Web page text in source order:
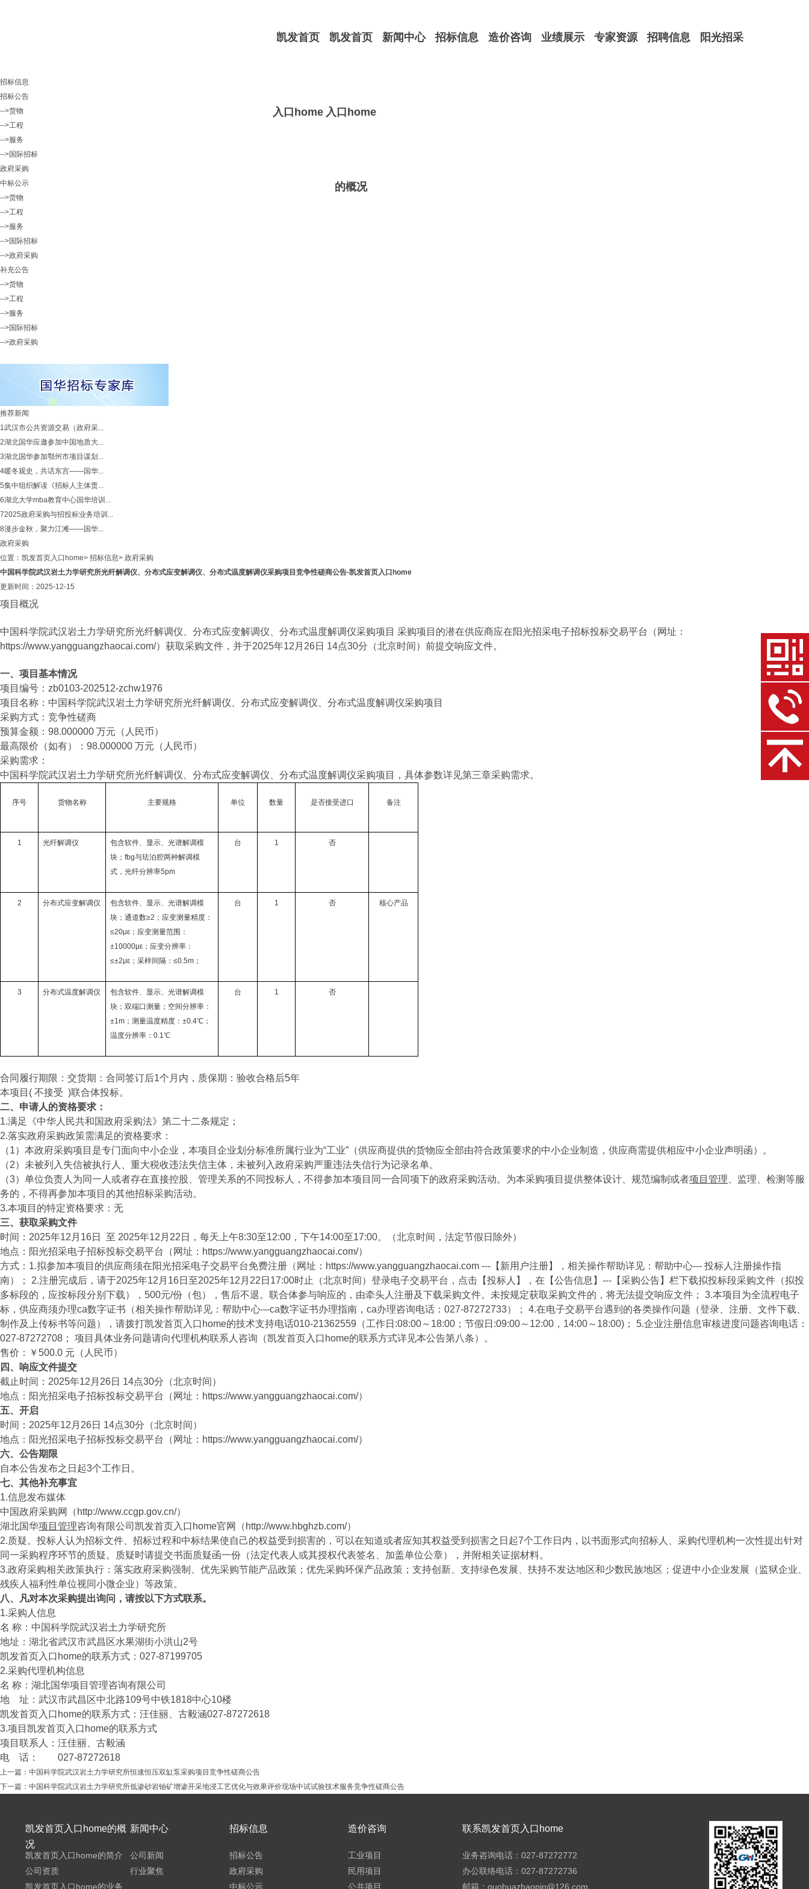
凯发首页
入口home
凯发首页
入口home
的概况
新闻中心 招标信息 造价咨询 业绩展示 专家资源 招聘信息 阳光招采
招标信息
招标公告
-->货物
-->工程
-->服务
-->国际招标
政府采购
中标公示
-->货物
-->工程
-->服务
-->国际招标
-->政府采购
补充公告
-->货物
-->工程
-->服务
-->国际招标
-->政府采购
推荐新闻
1武汉市公共资源交易（政府采...
2湖北国华应邀参加中国地质大...
3湖北国华参加鄂州市项目谋划...
4暖冬观史，共话东宫——国华...
5集中组织解读《招标人主体责...
6湖北大学mba教育中心国华培训...
72025政府采购与招投标业务培训...
8漫步金秋，聚力江滩——国华...
政府采购
位置： 凯发首页入口home> 招标信息> 政府采购
中国科学院武汉岩土力学研究所光纤解调仪、分布式应变解调仪、分布式温度解调仪采购项目竞争性磋商公告-凯发首页入口home
更新时间：2025-12-15
项目概况
中国科学院武汉岩土力学研究所光纤解调仪、分布式应变解调仪、分布式温度解调仪采购项目 采购项目的潜在供应商应在阳光招采电子招标投标交易平台（网址：
https://www.yangguangzhaocai.com/）获取采购文件，并于2025年12月26日 14点30分（北京时间）前提交响应文件。
一、项目基本情况
项目编号：zb0103-202512-zchw1976
项目名称：中国科学院武汉岩土力学研究所光纤解调仪、分布式应变解调仪、分布式温度解调仪采购项目
采购方式：竞争性磋商
预算金额：98.000000 万元（人民币）
最高限价（如有）：98.000000 万元（人民币）
采购需求：
中国科学院武汉岩土力学研究所光纤解调仪、分布式应变解调仪、分布式温度解调仪采购项目，具体参数详见第三章采购需求。
序号 货物名称 主要规格 单位 数量 是否接受进口 备注
1 光纤解调仪
包含软件、显示、光谱解调模
块；fbg与珐泊腔两种解调模
式，光纤分辨率5pm
台 1 否
2 分布式应变解调仪
包含软件、显示、光谱解调模
块；通道数≥2；应变测量精度：
≤20με；应变测量范围：
±10000με；应变分辨率：
≤±2με；采样间隔：≤0.5m；
台 1 否 核心产品
3 分布式温度解调仪
包含软件、显示、光谱解调模
块；双端口测量；空间分辨率：
±1m；测量温度精度：±0.4℃；
温度分辨率：0.1℃
台 1 否
合同履行期限：交货期：合同签订后1个月内，质保期：验收合格后5年
本项目( 不接受 )联合体投标。
二、申请人的资格要求：
1.满足《中华人民共和国政府采购法》第二十二条规定；
2.落实政府采购政策需满足的资格要求：
（1）本政府采购项目是专门面向中小企业，本项目企业划分标准所属行业为“工业”（供应商提供的货物应全部由符合政策要求的中小企业制造，供应商需提供相应中小企业声明函）。
（2）未被列入失信被执行人、重大税收违法失信主体，未被列入政府采购严重违法失信行为记录名单。
（3）单位负责人为同一人或者存在直接控股、管理关系的不同投标人，不得参加本项目同一合同项下的政府采购活动。为本采购项目提供整体设计、规范编制或者项目管理 、监理、检测等服
务的，不得再参加本项目的其他招标采购活动。
3.本项目的特定资格要求：无
三、获取采购文件
时间：2025年12月16日 至 2025年12月22日，每天上午8:30至12:00，下午14:00至17:00。（北京时间，法定节假日除外）
地点：阳光招采电子招标投标交易平台（网址：https://www.yangguangzhaocai.com/）
方式：1.拟参加本项目的供应商须在阳光招采电子交易平台免费注册（网址：https://www.yangguangzhaocai.com ---【新用户注册】，相关操作帮助详见：帮助中心--- 投标人注册操作指
南）； 2.注册完成后，请于2025年12月16日至2025年12月22日17:00时止（北京时间）登录电子交易平台，点击【投标人】，在【公告信息】---【采购公告】栏下载拟投标段采购文件（拟投
多标段的，应按标段分别下载），500元/份（包），售后不退。联合体参与响应的，由牵头人注册及下载采购文件。未按规定获取采购文件的，将无法提交响应文件； 3.本项目为全流程电子
标，供应商须办理ca数字证书（相关操作帮助详见：帮助中心---ca数字证书办理指南，ca办理咨询电话：027-87272733）； 4.在电子交易平台遇到的各类操作问题（登录、注册、文件下载、
制作及上传标书等问题），请拨打凯发首页入口home的技术支持电话010-21362559（工作日:08:00～18:00；节假日:09:00～12:00，14:00～18:00)； 5.企业注册信息审核进度问题咨询电话：
027-87272708； 项目具体业务问题请向代理机构联系人咨询（凯发首页入口home的联系方式详见本公告第八条）。
售价：￥500.0 元（人民币）
四、响应文件提交
截止时间：2025年12月26日 14点30分（北京时间）
地点：阳光招采电子招标投标交易平台（网址：https://www.yangguangzhaocai.com/）
五、开启
时间：2025年12月26日 14点30分（北京时间）
地点：阳光招采电子招标投标交易平台（网址：https://www.yangguangzhaocai.com/）
六、公告期限
自本公告发布之日起3个工作日。
七、其他补充事宜
1.信息发布媒体
中国政府采购网（http://www.ccgp.gov.cn/）
湖北国华项目管理咨询有限公司凯发首页入口home官网（http://www.hbghzb.com/）
2.质疑。投标人认为招标文件、招标过程和中标结果使自己的权益受到损害的，可以在知道或者应知其权益受到损害之日起7个工作日内，以书面形式向招标人、采购代理机构一次性提出针对
同一采购程序环节的质疑。质疑时请提交书面质疑函一份（法定代表人或其授权代表签名、加盖单位公章），并附相关证据材料。
3.政府采购相关政策执行：落实政府采购强制、优先采购节能产品政策；优先采购环保产品政策；支持创新、支持绿色发展、扶持不发达地区和少数民族地区；促进中小企业发展（监狱企业、
残疾人福利性单位视同小微企业）等政策。
八、凡对本次采购提出询问，请按以下方式联系。
1.采购人信息
名 称：中国科学院武汉岩土力学研究所
地址：湖北省武汉市武昌区水果湖街小洪山2号
凯发首页入口home的联系方式：027-87199705
2.采购代理机构信息
名 称：湖北国华项目管理咨询有限公司
地 址：武汉市武昌区中北路109号中铁1818中心10楼
凯发首页入口home的联系方式：汪佳丽、古毅涵027-87272618
3.项目凯发首页入口home的联系方式
项目联系人：汪佳丽、古毅涵
电 话： 027-87272618
上一篇： 中国科学院武汉岩土力学研究所恒速恒压双缸泵采购项目竞争性磋商公告
下一篇： 中国科学院武汉岩土力学研究所低渗砂岩铀矿增渗开采地浸工艺优化与效果评价现场中试试验技术服务竞争性磋商公告
凯发首页入口home的概
况
凯发首页入口home的简介
公司资质
凯发首页入口home的业务
新闻中心
公司新闻
行业聚焦
招标信息
招标公告
政府采购
中标公示
造价咨询
工业项目
民用项目
公共项目
联系凯发首页入口home
业务咨询电话：027-87272772
办公联络电话：027-87272736
邮箱： guohuazhaopin@126.com